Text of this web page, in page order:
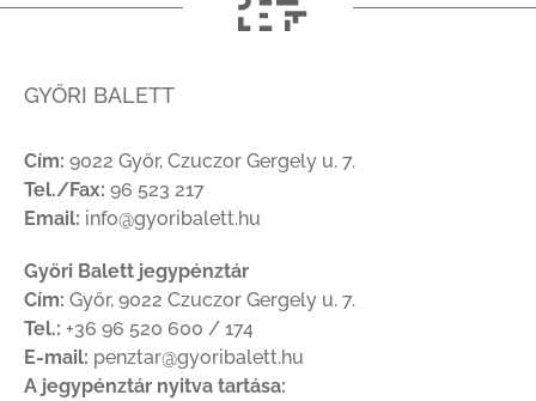
GYŐRI BALETT
Cím: 9022 Győr, Czuczor Gergely u. 7.
Tel./Fax: 96 523 217
Email: info@gyoribalett.hu
Győri Balett jegypénztár
Cím: Győr, 9022 Czuczor Gergely u. 7.
Tel.: +36 96 520 600 / 174
E-mail: penztar@gyoribalett.hu
A jegypénztár nyitva tartása: